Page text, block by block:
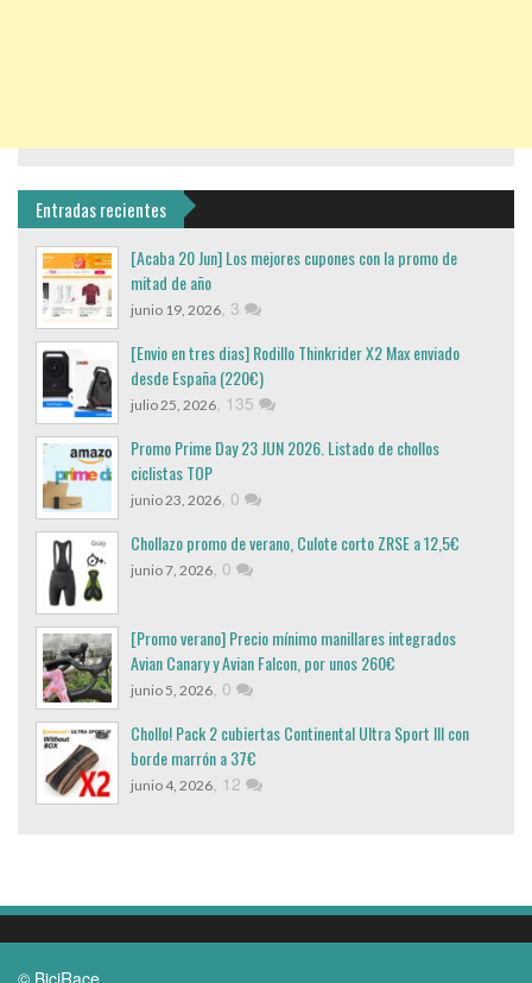
Entradas recientes
[Acaba 20 Jun] Los mejores cupones con la promo de
mitad de año
junio 19, 2026, 3
[Envio en tres dias] Rodillo Thinkrider X2 Max enviado
desde España (220€)
julio 25, 2026, 135
Promo Prime Day 23 JUN 2026. Listado de chollos
ciclistas TOP
junio 23, 2026, 0
Chollazo promo de verano, Culote corto ZRSE a 12,5€
junio 7, 2026, 0
[Promo verano] Precio mínimo manillares integrados
Avian Canary y Avian Falcon, por unos 260€
junio 5, 2026, 0
Chollo! Pack 2 cubiertas Continental Ultra Sport III con
borde marrón a 37€
junio 4, 2026, 12
© BiciRace